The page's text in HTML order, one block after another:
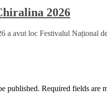
2026
a avut loc Festivalul Național
published. Required fields are